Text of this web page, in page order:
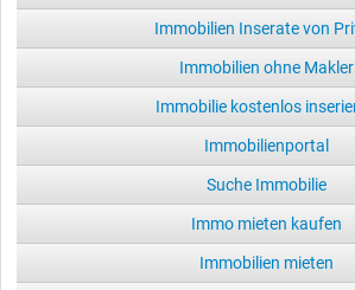
Immobilien Inserate von
Immobilien ohne Makler
Immobilie kostenlos
Immobilienportal
Suche Immobilie
Immo mieten kaufen
Immobilien mieten